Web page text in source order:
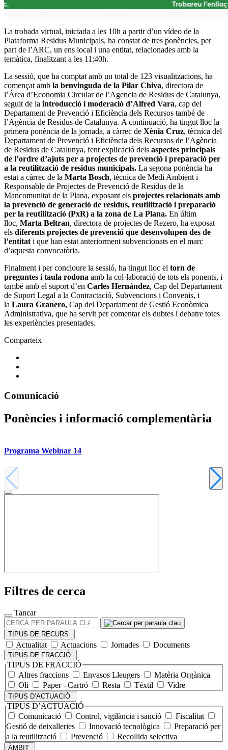
La trobada virtual, iniciada a les 10h a partir d’un vídeo de la
Plataforma Residus Municipals, ha constat de tres ponències, per
part de l’ARC, un ens local i una entitat, relacionades amb la
temàtica, finalitzant a les 11:40h.
La sessió, que ha comptat amb un total de 123 visualitzacions, ha
començat amb la benvinguda de la Pilar Chiva, directora de
l’Àrea d’Economia Circular de l’Agencia de Residus de Catalunya,
seguit de la introducció i moderació d’Alfred Vara, cap del
Departament de Prevenció i Eficiència dels Recursos també de
l’Agència de Residus de Catalunya. A continuació, ha tingut lloc la
primera ponència de la jornada, a càrrec de Xènia Cruz, tècnica del
Departament de Prevenció i Eficiència dels Recursos de l’Agència
de Residus de Catalunya, fent explicació dels aspectes principals
de l’ordre d’ajuts per a projectes de prevenció i preparació per
a la reutilització de residus municipals. La segona ponència ha
estat a càrrec de la Marta Bosch, tècnica de Medi Ambient i
Responsable de Projectes de Prevenció de Residus de la
Mancomunitat de la Plana, exposant els projectes relacionats amb
la prevenció de generació de residus, reutilització i preparació
per la reutilització (PxR) a la zona de La Plana. En últim
lloc, Marta Beltran, directora de projectes de Rezero, ha exposat
els diferents projectes de prevenció que desenvolupen des de
l’entitati que han estat anteriorment subvencionats en el marc
d’aquesta convocatòria.
Finalment i per concloure la sessió, ha tingut lloc el torn de
preguntes i taula rodona amb la col·laboració de tots els ponents, i
també amb el suport d’en Carles Hernández, Cap del Departament
de Suport Legal a la Contractació, Subvencions i Convenis, i
la Laura Granero, Cap del Departament de Gestió Econòmica
Administrativa, que ha servit per comentar els dubtes i debatre totes
les experiències presentades.
Comparteix
Comunicació
Ponències i informació complementària
Programa Webinar 14
Filtres de cerca
Tancar
CERCA
PER
PARAULA
CLAU
TIPUS DE RECURS
Actualitat Actuacions Jornades Documents
TIPUS DE FRACCIÓ
TIPUS DE FRACCIÓ
Altres fraccions
Envasos Lleugers
Matèria Orgànica
Oli
Paper - Cartró Resta Tèxtil Vidre
TIPUS D’ACTUACIÓ
TIPUS D’ACTUACIÓ
Comunicació
Control, vigilància i sanció
Fiscalitat
Gestió de deixalleries
Innovació tecnològica
Preparació per
a la reutilització
Prevenció Recollida selectiva
ÀMBIT